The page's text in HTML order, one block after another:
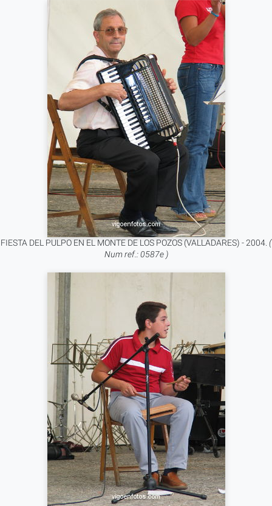
FIESTA DEL PULPO EN EL MONTE DE LOS POZOS (VALLADARES) - 2004. (
Num ref.: 0587e )